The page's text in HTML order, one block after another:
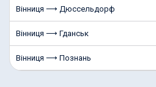
Вінниця ⟶ Дюссельдорф
Вінниця ⟶ Гданськ
Вінниця ⟶ Познань